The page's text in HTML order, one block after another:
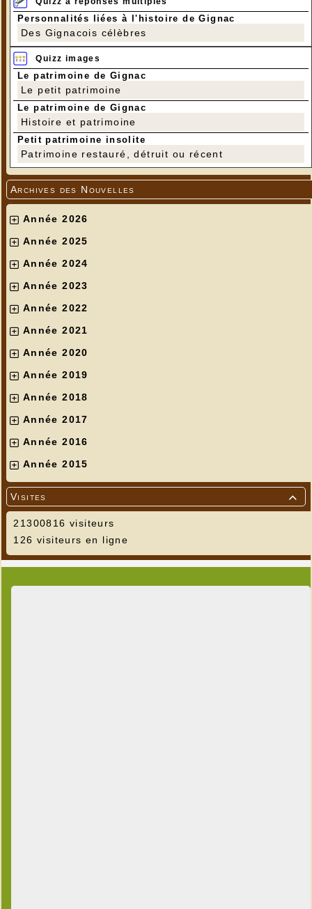
Personnalités liées à l'histoire de Gignac
Des Gignacois célèbres
Quizz images
Le patrimoine de Gignac
Le petit patrimoine
Le patrimoine de Gignac
Histoire et patrimoine
Petit patrimoine insolite
Patrimoine restauré, détruit ou récent
Archives des Nouvelles
Année 2026
Année 2025
Année 2024
Année 2023
Année 2022
Année 2021
Année 2020
Année 2019
Année 2018
Année 2017
Année 2016
Année 2015

Visites
21300816 visiteurs
126 visiteurs en ligne